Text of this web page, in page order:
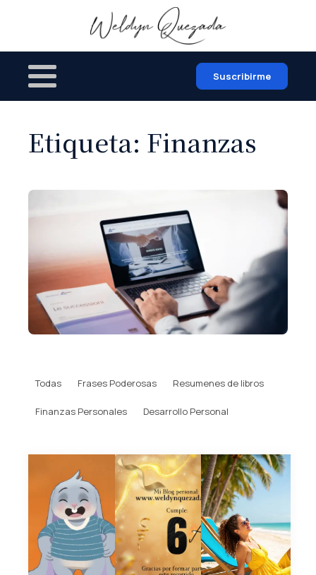
Suscribirme
Etiqueta: Finanzas
Todas Frases Poderosas Resumenes de libros
Finanzas Personales Desarrollo Personal